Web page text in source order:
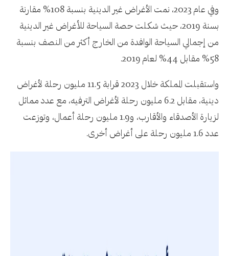
وفي عام 2023، نمت الأغراض غير الدينية بنسبة 108% مقارنة
بسنة 2019، حيث شكلت حصة السياحة للأغراض غير الدينية
من إجمالي السياحة الوافدة من الخارج أكثر من النصف بنسبة
58% مقابل 44% لعام 2019.
واستقبلت المملكة خلال 2023 قرابة 11.5 مليون رحلة لأغراض
دينية، مقابل 6.2 مليون رحلة لأغراض الترفيه، مع عدد مماثل
لزيارة الأصدقاء والأقارب، و1.9 مليون رحلة أعمال، وتوزعت
عدد 1.6 مليون رحلة على أغراض أخرى.